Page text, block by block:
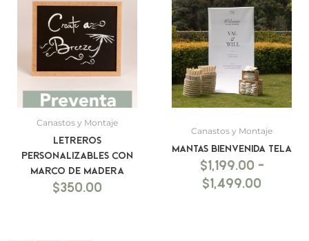
Canastos y Montaje
Letreros
personalizables con
marco de madera
$350.00
Canastos y Montaje
Mantas bienvenida tela
$1,199.00 -
$1,499.00
desde
hasta